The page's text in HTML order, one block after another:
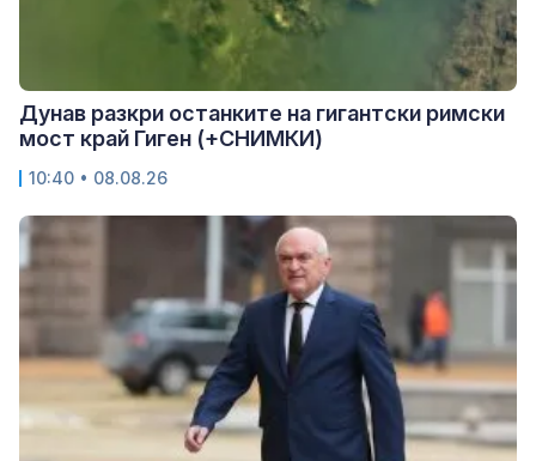
Дунав разкри останките на гигантски римски
мост край Гиген (+СНИМКИ)
10:40 • 08.08.26